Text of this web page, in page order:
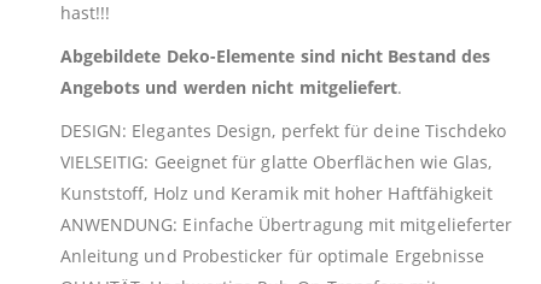
hast!!!
Abgebildete Deko-Elemente sind nicht Bestand des
Angebots und werden nicht mitgeliefert.
DESIGN: Elegantes Design, perfekt für deine Tischdeko
VIELSEITIG: Geeignet für glatte Oberflächen wie Glas,
Kunststoff, Holz und Keramik mit hoher Haftfähigkeit
ANWENDUNG: Einfache Übertragung mit mitgelieferter
Anleitung und Probesticker für optimale Ergebnisse